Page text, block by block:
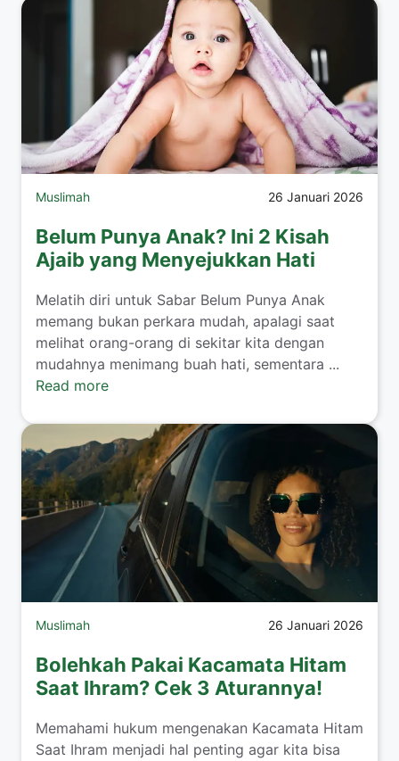
Muslimah 26 Januari 2026
Belum Punya Anak? Ini 2 Kisah
Ajaib yang Menyejukkan Hati
​Melatih diri untuk Sabar Belum Punya Anak
memang bukan perkara mudah, apalagi saat
melihat orang-orang di sekitar kita dengan
mudahnya menimang buah hati, sementara ...
Read more
Muslimah 26 Januari 2026
Bolehkah Pakai Kacamata Hitam
Saat Ihram? Cek 3 Aturannya!
​Memahami hukum mengenakan Kacamata Hitam
Saat Ihram menjadi hal penting agar kita bisa